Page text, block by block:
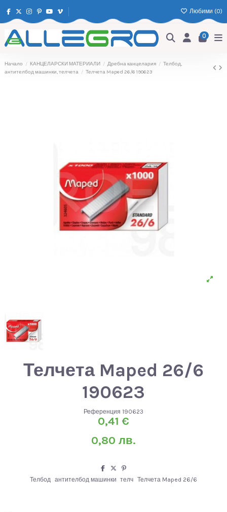
Любими (0)
0
Начало КАНЦЕЛАРСКИ МАТЕРИАЛИ Дребна канцелария
Телбод,
антителбод машинки, телчета
Телчета Maped 26/6 190623
Телчета Maped 26/6
190623
Референция 190623
0,41 €
0,80 лв.
Телбод антителбод машинки телч Телчета Maped 26/6